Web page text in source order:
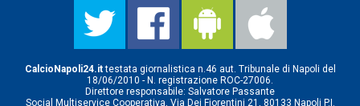
CalcioNapoli24.ittestata giornalistica n.46 aut. Tribunale di Napoli del
18/06/2010 - N. registrazione ROC-27006.
Direttore responsabile: Salvatore Passante
Social Multiservice Cooperativa, Via Dei Fiorentini 21, 80133 Napoli P.I.